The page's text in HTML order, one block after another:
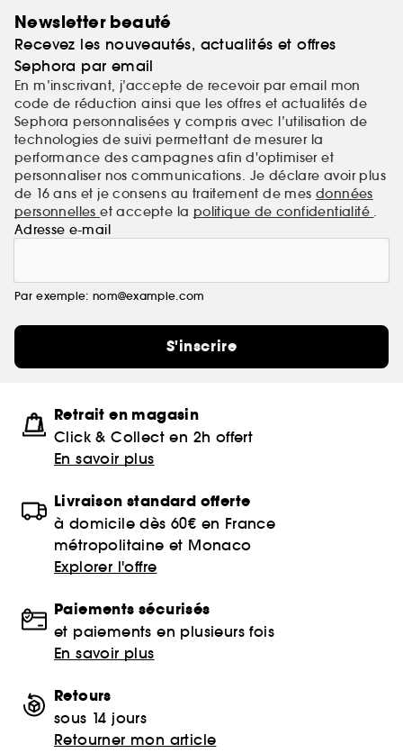
Newsletter beauté
Recevez les nouveautés, actualités et offres
Sephora par email
En m’inscrivant, j’accepte de recevoir par email mon
code de réduction ainsi que les offres et actualités de
Sephora personnalisées y compris avec l’utilisation de
technologies de suivi permettant de mesurer la
performance des campagnes afin d'optimiser et
personnaliser nos communications. Je déclare avoir plus
de 16 ans et je consens au traitement de mes données
personnelleset accepte la politique de confidentialité .
Adresse e-mail
Par exemple: nom@example.com
S'inscrire
Retrait en magasin
Click & Collect en 2h offert
En savoir plus
Livraison standard offerte
à domicile dès 60€ en France
métropolitaine et Monaco
Explorer l'offre
Paiements sécurisés
et paiements en plusieurs fois
En savoir plus
Retours
sous 14 jours
Retourner mon article